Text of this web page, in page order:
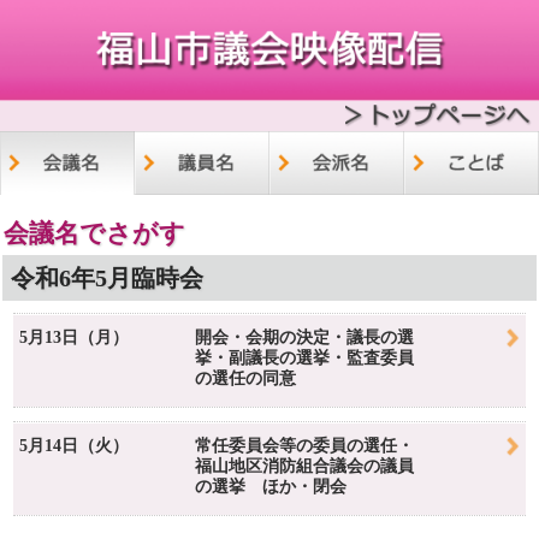
会議名でさがす
令和6年5月臨時会
5月13日（月）
開会・会期の決定・議長の選
挙・副議長の選挙・監査委員
の選任の同意
5月14日（火）
常任委員会等の委員の選任・
福山地区消防組合議会の議員
の選挙 ほか・閉会